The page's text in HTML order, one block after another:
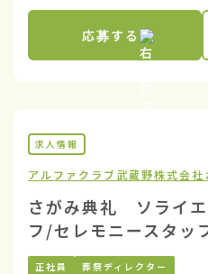
応募する
求人情報
アルファクラブ武蔵野株式会社
さがみ典礼 ソライ
フ/セレモニースタッ
正社員
葬祭ディレクター